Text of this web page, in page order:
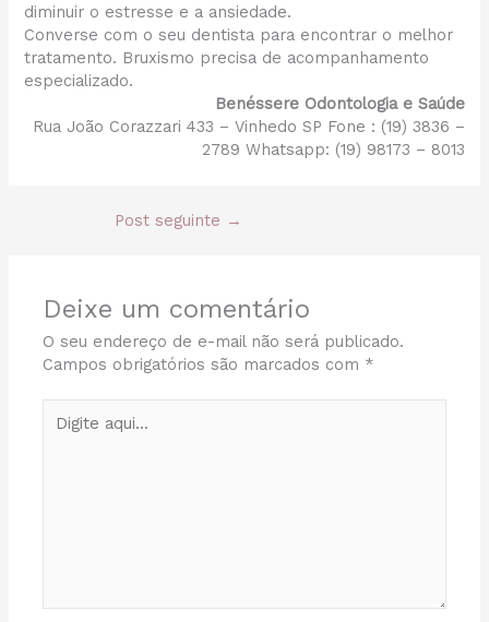
diminuir o estresse e a ansiedade.
Converse com o seu dentista para encontrar o melhor
tratamento. Bruxismo precisa de acompanhamento
especializado.
Benéssere Odontologia e Saúde
Rua João Corazzari 433 – Vinhedo SP Fone : (19) 3836 –
2789 Whatsapp: (19) 98173 – 8013
Post seguinte →
Deixe um comentário
O seu endereço de e-mail não será publicado.
Campos obrigatórios são marcados com *
aqui...